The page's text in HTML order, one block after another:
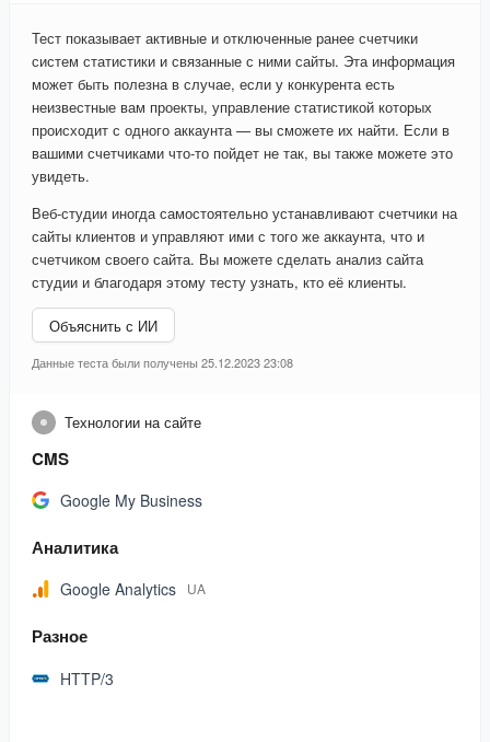
Тест показывает активные и отключенные ранее счетчики
систем статистики и связанные с ними сайты. Эта информация
может быть полезна в случае, если у конкурента есть
неизвестные вам проекты, управление статистикой которых
происходит с одного аккаунта — вы сможете их найти. Если в
вашими счетчиками что-то пойдет не так, вы также можете это
увидеть.
Веб-студии иногда самостоятельно устанавливают счетчики на
сайты клиентов и управляют ими с того же аккаунта, что и
счетчиком своего сайта. Вы можете сделать анализ сайта
студии и благодаря этому тесту узнать, кто её клиенты.
Объяснить с ИИ
Данные теста были получены 25.12.2023 23:08
Технологии на сайте
CMS
Google My Business
Аналитика
Google Analytics UA
Разное
HTTP/3